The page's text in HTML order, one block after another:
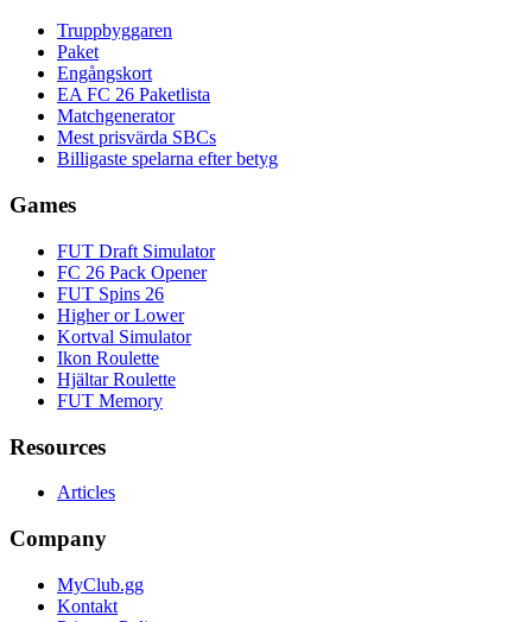
Truppbyggaren
Paket
Engångskort
EA FC 26 Paketlista
Matchgenerator
Mest prisvärda SBCs
Billigaste spelarna efter betyg
Games
FUT Draft Simulator
FC 26 Pack Opener
FUT Spins 26
Higher or Lower
Kortval Simulator
Ikon Roulette
Hjältar Roulette
FUT Memory
Resources
Articles
Company
MyClub.gg
Kontakt